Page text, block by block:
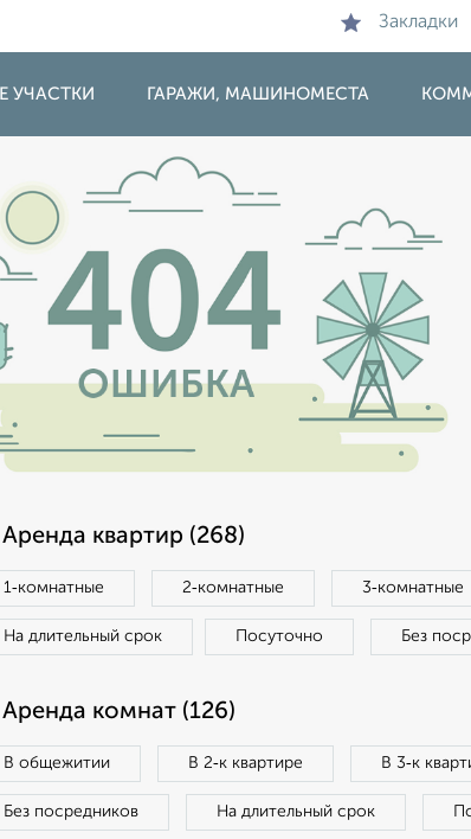
Закладки
УЧАСТКИ ГАРАЖИ, МАШИНОМЕСТА
Аренда квартир (268)
1‑комнатные 2‑комнатные 3‑комнатные
На длительный срок Посуточно Без
Аренда комнат (126)
В общежитии В 2‑к квартире В 3‑к
Без посредников На длительный срок